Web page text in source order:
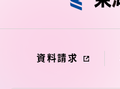
資料請求